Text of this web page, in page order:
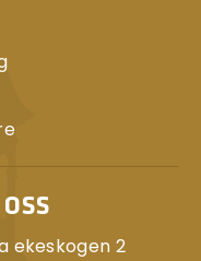
ekeskogen 2